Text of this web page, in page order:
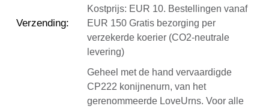
Verzending:
Kostprijs: EUR 10. Bestellingen vanaf
EUR 150 Gratis bezorging per
verzekerde koerier (CO2-neutrale
levering)
Geheel met de hand vervaardigde
CP222 konijnenurn, van het
gerenommeerde LoveUrns. Voor alle